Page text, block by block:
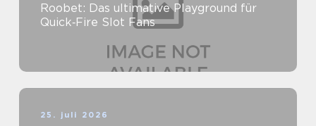
Roobet: Das ultimative Playground für
Quick‑Fire Slot Fans
25. juli 2026